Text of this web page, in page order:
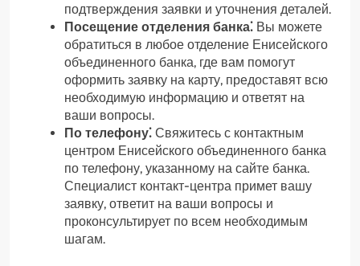
подтверждения заявки и уточнения деталей.
Посещение отделения банка⁚ Вы можете
обратиться в любое отделение Енисейского
объединенного банка, где вам помогут
оформить заявку на карту, предоставят всю
необходимую информацию и ответят на
ваши вопросы.
По телефону⁚ Свяжитесь с контактным
центром Енисейского объединенного банка
по телефону, указанному на сайте банка.
Специалист контакт-центра примет вашу
заявку, ответит на ваши вопросы и
проконсультирует по всем необходимым
шагам.